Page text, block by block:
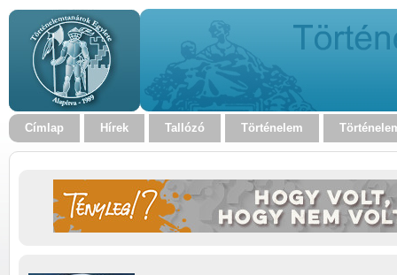
Címlap Hírek Tallózó Történelem